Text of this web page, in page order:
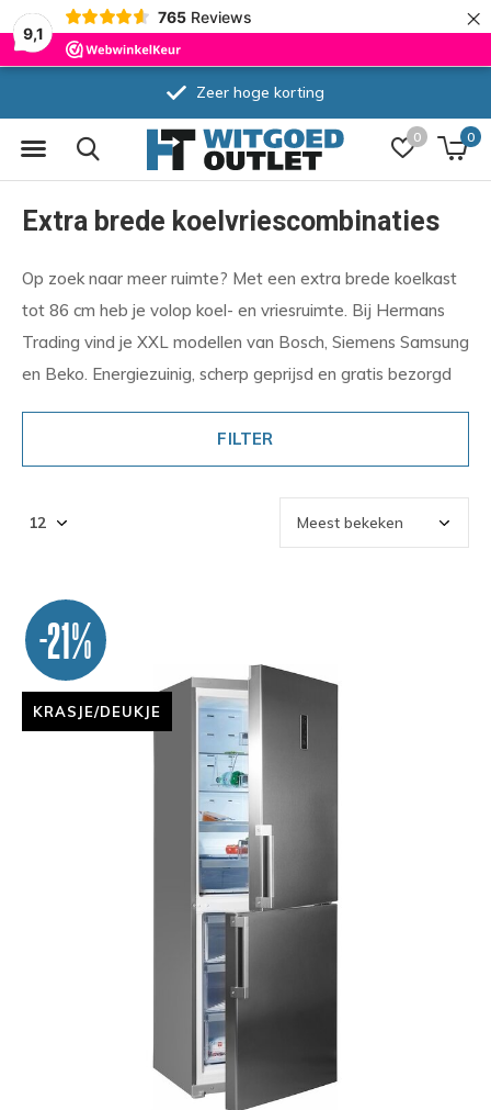
9,1
765 Reviews ×
0 0
Zeer hoge korting
Extra brede koelvriescombinaties
Op zoek naar meer ruimte? Met een extra brede koelkast
tot 86 cm heb je volop koel- en vriesruimte. Bij Hermans
Trading vind je XXL modellen van Bosch, Siemens Samsung
en Beko. Energiezuinig, scherp geprijsd en gratis bezorgd
FILTER
-21%
KRASJE/DEUKJE